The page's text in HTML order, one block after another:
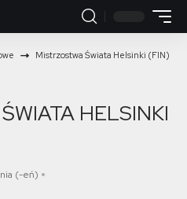
Mistrzostwa Świata Helsinki (FIN)
HELSINKI
(-eń)